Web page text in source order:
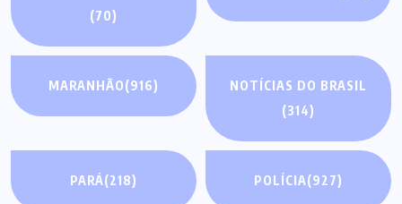
(70)
MARANHÃO(916)
NOTÍCIAS DO BRASIL
(314)
PARÁ(218) POLÍCIA(927)